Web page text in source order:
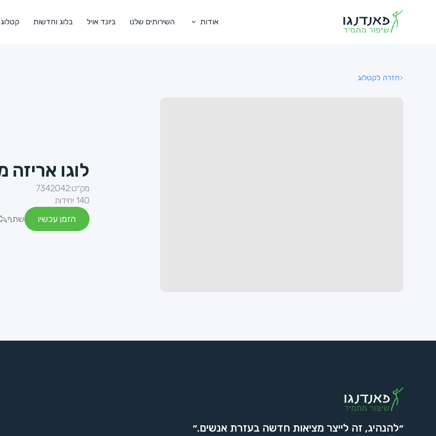
אודות השירותים שלנו ביונד אויל בלוג וחדשות קטלוג
חזרה לקטלוג
לוגו
מק״ט:7342042
140 יחידות
הזמן עכשיו
שתף
״להנהיג, זה לייצר מציאות חדשה בעזרת אנשים.״